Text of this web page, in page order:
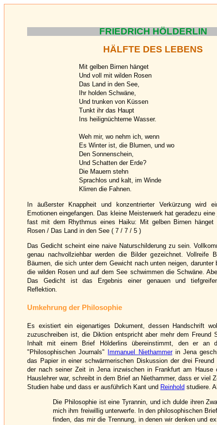
FRIEDRICH HÖLDERLIN
HÄLFTE DES LEBENS
Mit gelben Birnen hänget
Und voll mit wilden Rosen
Das Land in den See,
Ihr holden Schwäne,
Und trunken von Küssen
Tunkt ihr das Haupt
Ins heilignüchterne Wasser.
Weh mir, wo nehm ich, wenn
Es Winter ist, die Blumen, und wo
Den Sonnenschein,
Und Schatten der Erde?
Die Mauern stehn
Sprachlos und kalt, im Winde
Klirren die Fahnen.
In äußerster Knappheit und konzentrierter Verkürzung wird
Emotionen eingefangen. Das kleine Meisterwerk hat geradezu
fast mit dem Rhythmus eines Haiku: Mit gelben Birnen
Rosen / Das Land in den See ( 7 / 7 / 5 )
Das Gedicht scheint eine naive Naturschilderung zu sein.
genau nachvollziehbar werden die Bilder gezeichnet. Vollreife
Bäumen, die sich unter dem Gewicht nach unten neigen, darunter
die wilden Rosen und auf dem See schwimmen die Schwäne.
Das Gedicht ist das Ergebnis einer genauen und
Reflektion.
Umkehrung der Philosophie
Es existiert ein eigenartiges Dokument, dessen Handschrift
zuzuschreiben ist, die Diktion entspricht aber mehr dem Freund
Inhalt mit einem Brief Hölderlins übereinstimmt, den er an
"Philosophischen Journals"
Immanuel Niethammerin Jena
das Papier in einer schwärmerischen Diskussion der drei Freund
der nach seiner Zeit in Jena inzwischen in Frankfurt am Hause
Hauslehrer war, schreibt in dem Brief an Niethammer, dass er viel
Studien habe und dass er ausführlich Kant und Reinhold studiere.
Die Philosophie ist eine Tyrannin, und ich dulde ihren
mich ihm freiwillig unterwerfe. In den philosophischen
finden, das mir die Trennung, in denen wir denken und